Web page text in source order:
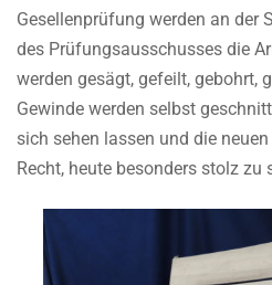
Gesellenprüfung werden an der
des Prüfungsausschusses die
werden gesägt, gefeilt, gebohrt,
Gewinde werden selbst
sich sehen lassen und die
Recht, heute besonders stolz zu